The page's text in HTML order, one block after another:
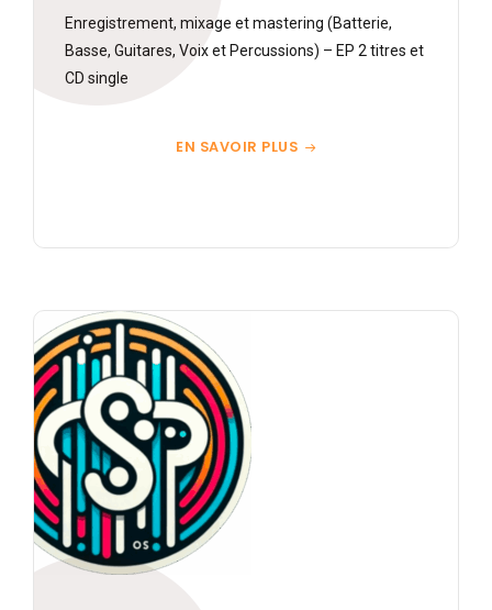
Enregistrement, mixage et mastering (Batterie,
Basse, Guitares, Voix et Percussions) – EP 2 titres et
CD single
EN SAVOIR PLUS